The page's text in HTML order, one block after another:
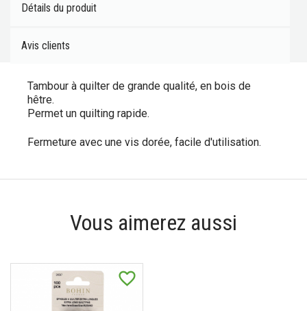
Détails du produit
Avis clients
Tambour à quilter de grande qualité, en bois de
hêtre.
Permet un quilting rapide.
Fermeture avec une vis dorée, facile d'utilisation.
Vous aimerez aussi
favorite_border